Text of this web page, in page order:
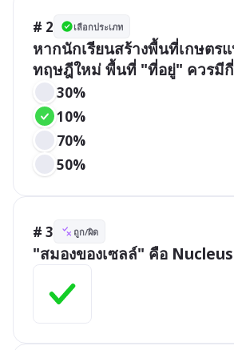
# 2 เลือกประเภท
หากนักเรียนสร้างพื้นที่เกษตร
ทฤษฎีใหม่ พื้นที่ "ที่อยู่" ควรมีกี่
30%
10%
70%
50%
# 3 ถูก/ผิด
"สมองของเซลล์" คือ